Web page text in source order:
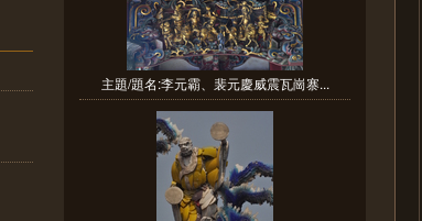
主題/題名:李元霸、裴元慶威震瓦崗寨...